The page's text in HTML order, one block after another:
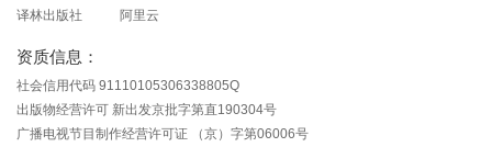
译林出版社
阿里云
资质信息：
社会信用代码 91110105306338805Q
出版物经营许可 新出发京批字第直190304号
广播电视节目制作经营许可证 （京）字第06006号